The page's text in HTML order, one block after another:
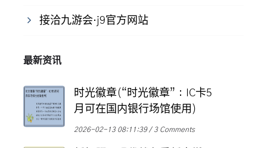
接洽九游会·j9官方网站
最新资讯
时光徽章(“时光徽章”：IC卡5
月可在国内银行场馆使用)
2026-02-13 08:11:39 3 Comments